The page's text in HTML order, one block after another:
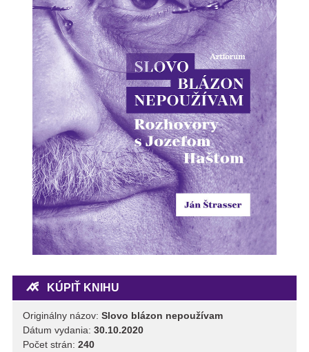
KÚPIŤ KNIHU
Originálny názov: Slovo blázon nepoužívam
Dátum vydania: 30.10.2020
Počet strán: 240